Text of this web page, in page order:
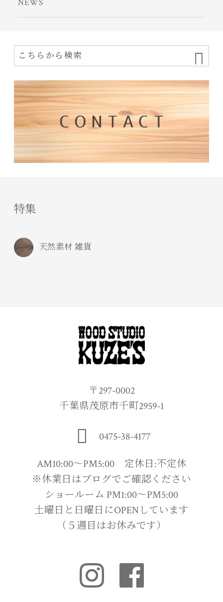
NEWS
特集
天然素材 雑貨
〒297-0002
千葉県茂原市千町2959-1
0475-38-4177
AM10:00〜PM5:00 定休日:不定休
※休業日はブログでご確認ください
ショールーム PM1:00〜PM5:00
土曜日と日曜日にOPENしています
（５週目はお休みです）